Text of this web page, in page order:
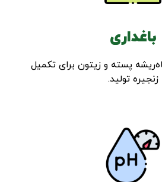
باغداری
پسته و زیتون برای تکمیل
زنجیره تولید.